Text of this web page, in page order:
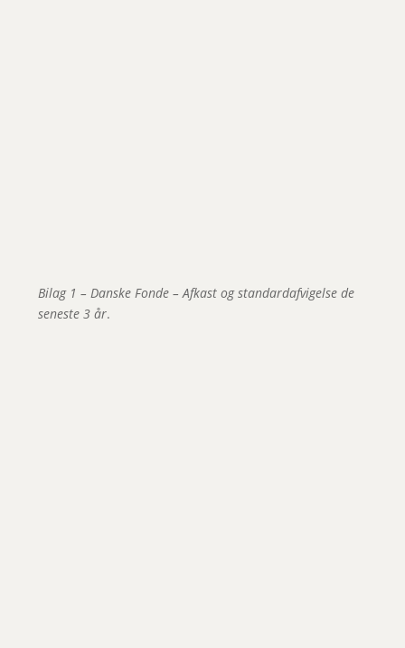
Bilag 1 – Danske Fonde – Afkast og standardafvigelse de
seneste 3 år.